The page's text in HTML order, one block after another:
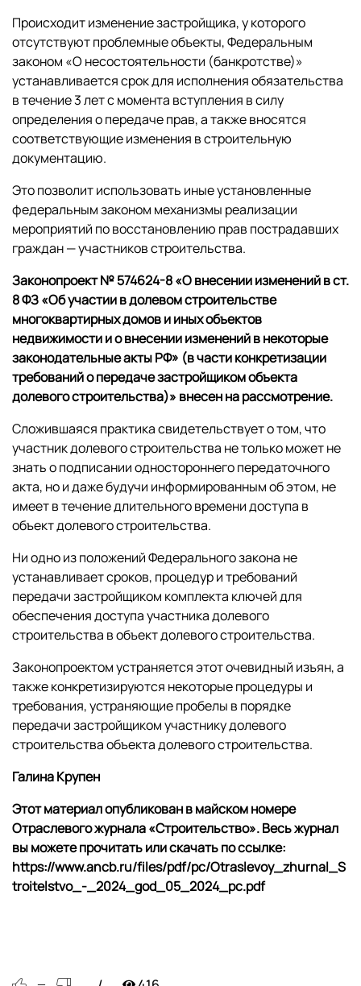
Происходит изменение застройщика, у которого
отсутствуют проблемные объекты, Федеральным
законом «О несостоятельности (банкротстве)»
устанавливается срок для исполнения обязательства
в течение 3 лет с момента вступления в силу
определения о передаче прав, а также вносятся
соответствующие изменения в строительную
документацию.
Это позволит использовать иные установленные
федеральным законом механизмы реализации
мероприятий по восстановлению прав пострадавших
граждан — участников строительства.
Законопроект № 574624-8 «О внесении изменений в ст.
8 ФЗ «Об участии в долевом строительстве
многоквартирных домов и иных объектов
недвижимости и о внесении изменений в некоторые
законодательные акты РФ» (в части конкретизации
требований о передаче застройщиком объекта
долевого строительства)» внесен на рассмотрение.
Сложившаяся практика свидетельствует о том, что
участник долевого строительства не только может не
знать о подписании одностороннего передаточного
акта, но и даже будучи информированным об этом, не
имеет в течение длительного времени доступа в
объект долевого строительства.
Ни одно из положений Федерального закона не
устанавливает сроков, процедур и требований
передачи застройщиком комплекта ключей для
обеспечения доступа участника долевого
строительства в объект долевого строительства.
Законопроектом устраняется этот очевидный изъян, а
также конкретизируются некоторые процедуры и
требования, устраняющие пробелы в порядке
передачи застройщиком участнику долевого
строительства объекта долевого строительства.
Галина Крупен
Этот материал опубликован в майском номере
Отраслевого журнала «Строительство». Весь журнал
вы можете прочитать или скачать по ссылке:
https://www.ancb.ru/files/pdf/pc/Otraslevoy_zhurnal_S
troitelstvo_-_2024_god_05_2024_pc.pdf